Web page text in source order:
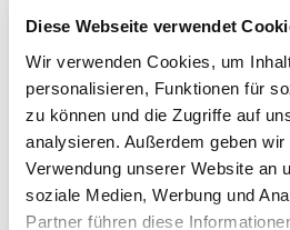
Diese Webseite verwendet
Wir verwenden Cookies, um
personalisieren, Funktionen für
zu können und die Zugriffe auf
analysieren. Außerdem geben
Verwendung unserer Website an
soziale Medien, Werbung und
Partner führen diese
Produktinformationen
(unit:green Igusa) 30.0x100.0
Spezifikationen
Länge:
2 m
Breite:
90 cm
Gewicht:
2,4 kg
Verpackungs­volumen:
16,5